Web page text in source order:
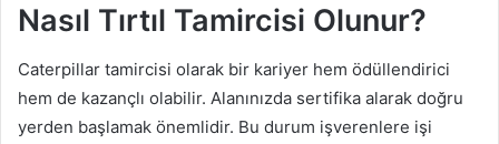
Nasıl Tırtıl Tamircisi Olunur?
Caterpillar tamircisi olarak bir kariyer hem ödüllendirici
hem de kazançlı olabilir. Alanınızda sertifika alarak doğru
yerden başlamak önemlidir. Bu durum işverenlere işi